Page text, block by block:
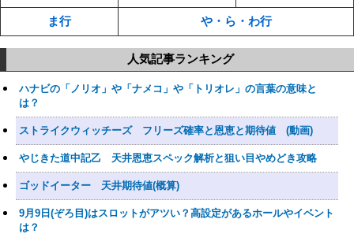
ま行 や・ら・わ行
人気記事ランキング
ハナビの「ノリオ」や「ナメコ」や「トリオレ」の言葉の意味と
は？
ストライクウィッチーズ フリーズ確率と恩恵と期待値 (動画)
やじきた道中記乙 天井恩恵スペック解析と狙い目やめどき攻略
ゴッドイーター 天井期待値(概算)
9月9日(ぞろ目)はスロットがアツい？高設定があるホールやイベント
は？